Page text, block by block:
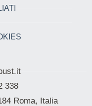
338
Roma, Italia